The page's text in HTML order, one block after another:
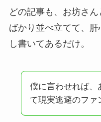
どの記事も、お坊さ
ばかり並べ立てて、
し書いてあるだけ。
僕に言わせれば、
て現実逃避のファ